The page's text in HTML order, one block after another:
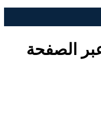
الصفحة